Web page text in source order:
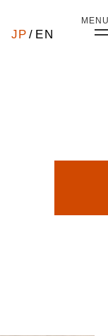
JP / EN